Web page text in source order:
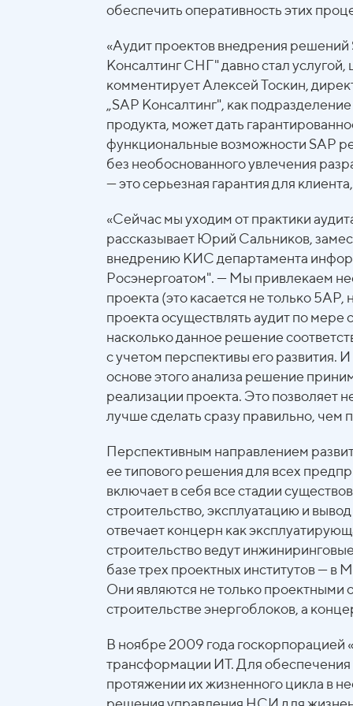
обеспечить оперативность этих
«Аудит проектов внедрения
Консалтинг СНГ" давно стал
комментирует Алексей Тоскин,
„SАР Консалтинг", как
продукта, может дать
функциональные возможности SАР
без необоснованного увлечения
— это серьезная гарантия для
«Сейчас мы уходим от практики
рассказывает Юрий Сальников,
внедрению КИС департамента
Росэнергоатом". — Мы привлекаем
проекта (это касается не только
проекта осуществлять аудит по
насколько данное решение
с учетом перспективы его развития.
основе этого анализа решение
реализации проекта. Это позволяет
лучше сделать сразу правильно, чем
Перспективным направлением
ее типового решения для всех
включает в себя все стадии
строительство, эксплуатацию и
отвечает концерн как
строительство ведут
базе трех проектных институтов —
Они являются не только проектными
строительстве энергоблоков, а
В ноябре 2009 года госкорпорацией
трансформации ИТ. Для
протяжении их жизненного цикла в